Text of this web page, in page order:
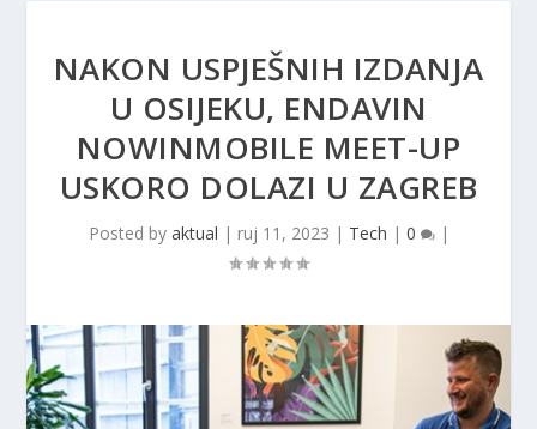
NAKON USPJEŠNIH IZDANJA
U OSIJEKU, ENDAVIN
NOWINMOBILE MEET-UP
USKORO DOLAZI U ZAGREB
Posted by aktual | ruj 11, 2023 | Tech | 0 |